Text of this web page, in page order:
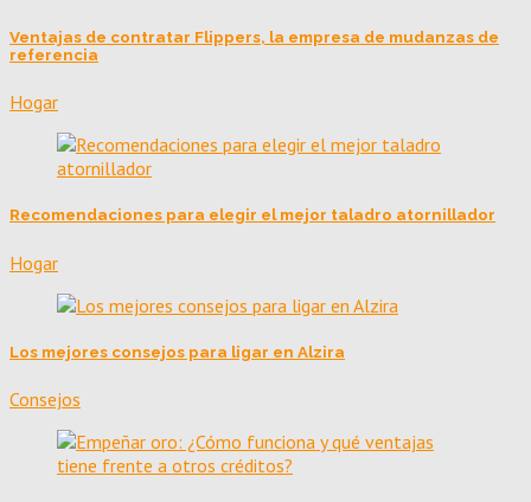
Ventajas de contratar Flippers, la empresa de mudanzas de
referencia
Hogar
Recomendaciones para elegir el mejor taladro atornillador
Hogar
Los mejores consejos para ligar en Alzira
Consejos